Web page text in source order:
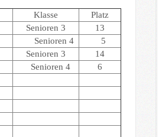
Klasse
Platz
Senioren 3
13
Senioren 4
5
Senioren 3
14
Senioren 4
6